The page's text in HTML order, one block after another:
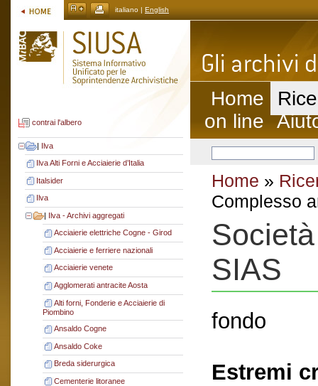
italiano | English
contrai l'albero
| Ilva
Ilva Alti Forni e Acciaierie d’Italia
Italsider
Ilva
| Ilva - Archivi aggregati
Acciaierie elettriche Cogne - Girod
Acciaierie e ferriere nazionali
Acciaierie venete
Agglomerati antracite Aosta
Alti forni, Fonderie e Acciaierie di
Piombino
Ansaldo Cogne
Ansaldo Coke
Breda siderurgica
Cementerie litoranee
Home
on line
Home »
Complesso
SIAS
fondo
Estremi